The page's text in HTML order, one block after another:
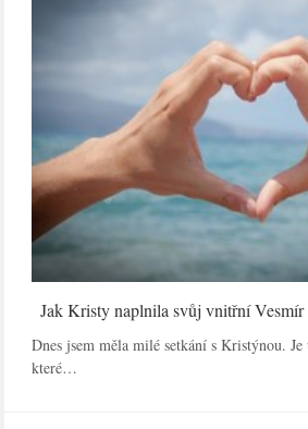
Jak Kristy naplnila svůj vnitřní Vesmír
Dnes jsem měla milé setkání s Kristýnou.
které…